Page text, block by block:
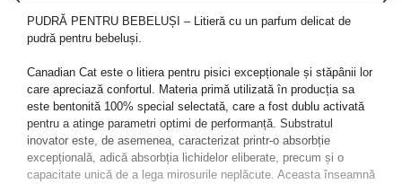
PUDRĂ PENTRU BEBELUȘI – Litieră cu un parfum delicat de
pudră pentru bebeluși.
Canadian Cat este o litiera pentru pisici excepționale și stăpânii lor
care apreciază confortul. Materia primă utilizată în producția sa
este bentonită 100% special selectată, care a fost dublu activată
pentru a atinge parametri optimi de performanță. Substratul
inovator este, de asemenea, caracterizat printr-o absorbție
excepțională, adică absorbția lichidelor eliberate, precum și o
capacitate unică de a lega mirosurile neplăcute. Aceasta înseamnă